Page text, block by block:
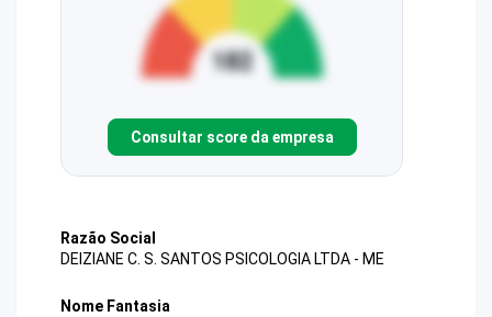
Consultar score da empresa
Razão Social
DEIZIANE C. S. SANTOS PSICOLOGIA LTDA - ME
Nome Fantasia